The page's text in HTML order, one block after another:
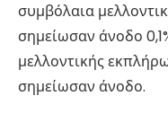
συμβόλαια
σημείωσαν άνοδο
μελλοντικής
σημείωσαν άνοδο.